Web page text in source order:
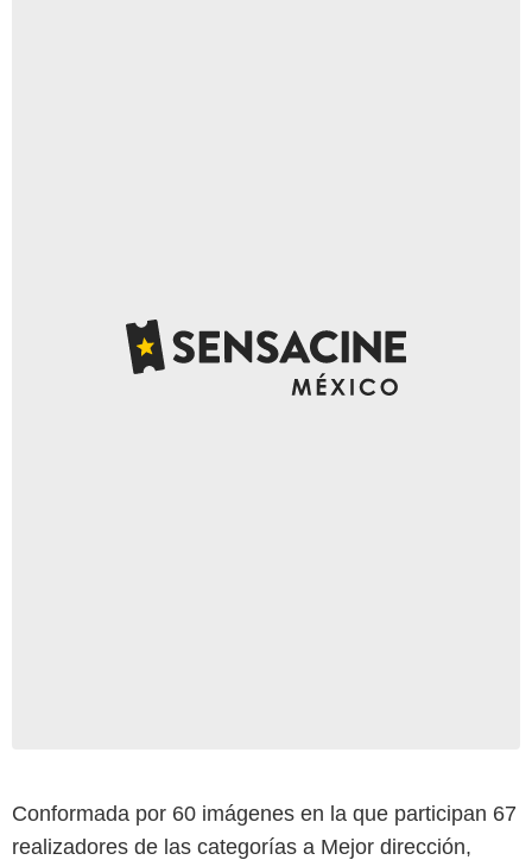
Conformada por 60 imágenes en la que participan 67
realizadores de las categorías a Mejor dirección,